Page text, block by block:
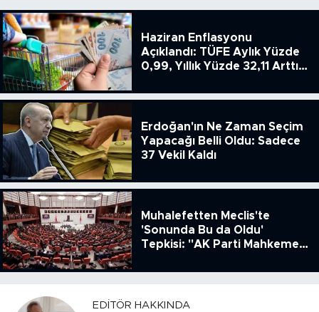
Haziran Enflasyonu
Açıklandı: TÜFE Aylık Yüzde
0,99, Yıllık Yüzde 32,11 Arttı,
51.49
Erdoğan'ın Ne Zaman Seçim
Yapacağı Belli Oldu: Sadece
37 Vekil Kaldı
Muhalefetten Meclis'te
'Sonunda Bu da Oldu'
Tepkisi: "AK Parti Mahkeme
Kanun Çıkardı"
EDITÖR HAKKINDA